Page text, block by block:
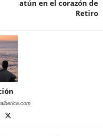
atún en el corazón de
Retiro